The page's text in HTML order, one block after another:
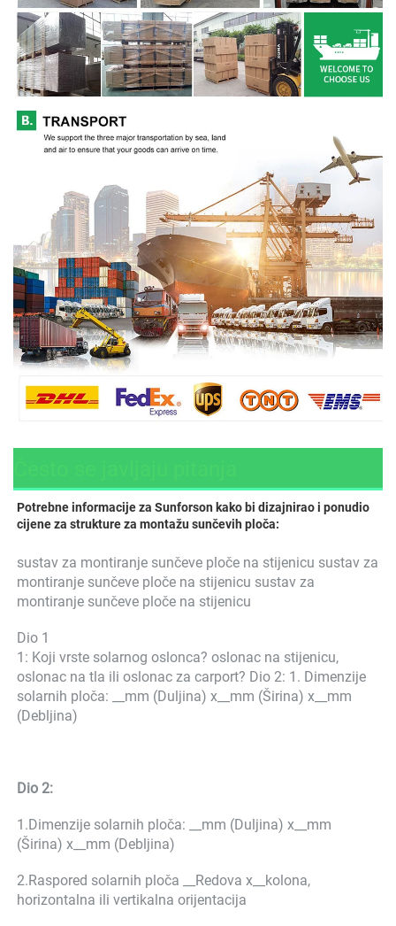
Potrebne informacije za Sunforson kako bi dizajnirao i ponudio
cijene za strukture za montažu sunčevih ploča:
sustav za montiranje sunčeve ploče na stijenicu sustav za
montiranje sunčeve ploče na stijenicu sustav za
montiranje sunčeve ploče na stijenicu
Dio 1
1: Koji vrste solarnog oslonca? oslonac na stijenicu,
oslonac na tla ili oslonac za carport? Dio 2: 1. Dimenzije
solarnih ploča: __mm (Duljina) x__mm (Širina) x__mm
(Debljina)
Dio 2:
1.Dimenzije solarnih ploča: __mm (Duljina) x__mm
(Širina) x__mm (Debljina)
2.Raspored solarnih ploča __Redova x__kolona,
horizontalna ili vertikalna orijentacija